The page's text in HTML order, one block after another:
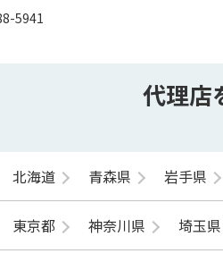
5941
代理店
北海道 青森県 岩手県
東京都 神奈川県 埼玉県